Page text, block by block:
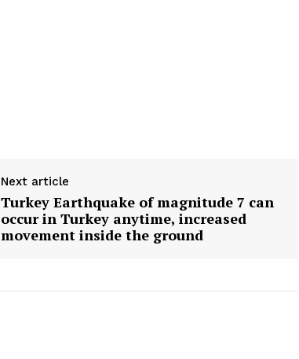
Next article
Turkey Earthquake of magnitude 7 can
occur in Turkey anytime, increased
movement inside the ground